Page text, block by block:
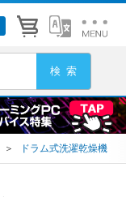
＞ ドラム式洗濯乾燥機